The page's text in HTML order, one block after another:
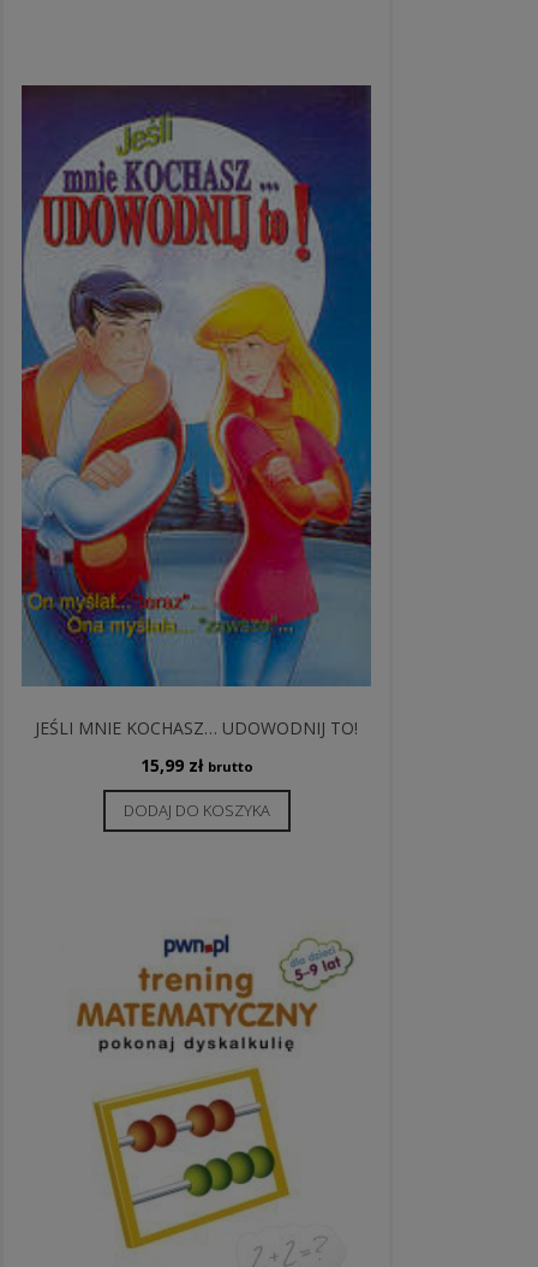
JEŚLI MNIE KOCHASZ… UDOWODNIJ TO!
15,99 zł brutto
DODAJ DO KOSZYKA